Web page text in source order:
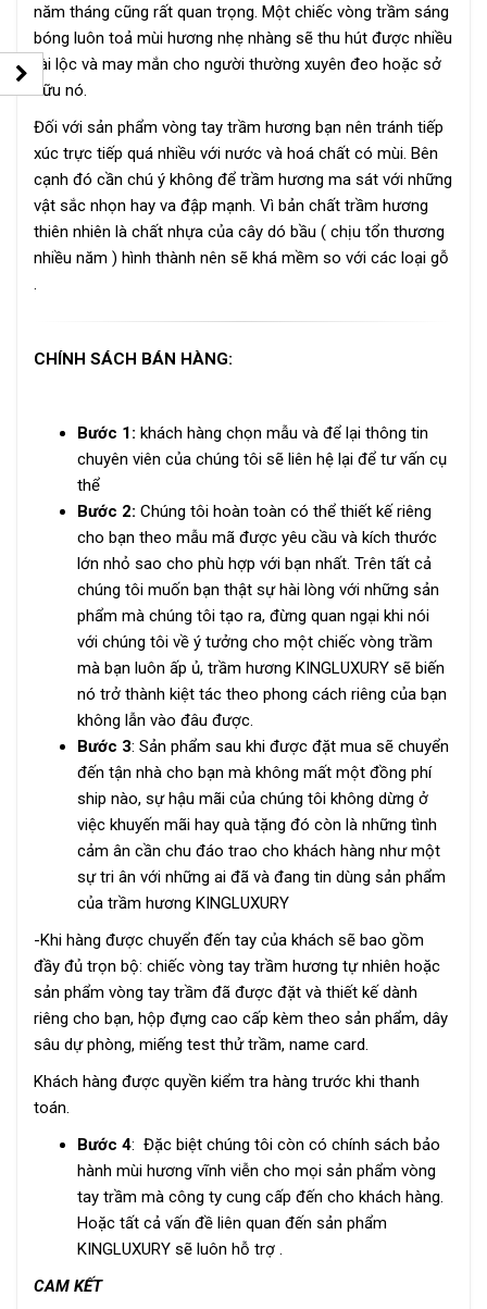
năm tháng cũng rất quan trọng. Một chiếc vòng trầm sáng
bóng luôn toả mùi hương nhẹ nhàng sẽ thu hút được nhiều
tài lộc và may mắn cho người thường xuyên đeo hoặc sở
hữu nó.
Đối với sản phẩm vòng tay trầm hương bạn nên tránh tiếp
xúc trực tiếp quá nhiều với nước và hoá chất có mùi. Bên
cạnh đó cần chú ý không để trầm hương ma sát với những
vật sắc nhọn hay va đập mạnh. Vì bản chất trầm hương
thiên nhiên là chất nhựa của cây dó bầu ( chịu tổn thương
nhiều năm ) hình thành nên sẽ khá mềm so với các loại gỗ
CHÍNH SÁCH BÁN HÀNG:
Bước 1: khách hàng chọn mẫu và để lại thông tin
chuyên viên của chúng tôi sẽ liên hệ lại để tư vấn cụ
thể
Bước 2: Chúng tôi hoàn toàn có thể thiết kế riêng
cho bạn theo mẫu mã được yêu cầu và kích thước
lớn nhỏ sao cho phù hợp với bạn nhất. Trên tất cả
chúng tôi muốn bạn thật sự hài lòng với những sản
phẩm mà chúng tôi tạo ra, đừng quan ngại khi nói
với chúng tôi về ý tưởng cho một chiếc vòng trầm
mà bạn luôn ấp ủ, trầm hương KINGLUXURY sẽ biến
nó trở thành kiệt tác theo phong cách riêng của bạn
không lẫn vào đâu được.
Bước 3: Sản phẩm sau khi được đặt mua sẽ chuyển
đến tận nhà cho bạn mà không mất một đồng phí
ship nào, sự hậu mãi của chúng tôi không dừng ở
việc khuyến mãi hay quà tặng đó còn là những tình
cảm ân cần chu đáo trao cho khách hàng như một
sự tri ân với những ai đã và đang tin dùng sản phẩm
của trầm hương KINGLUXURY
-Khi hàng được chuyển đến tay của khách sẽ bao gồm
đầy đủ trọn bộ: chiếc vòng tay trầm hương tự nhiên hoặc
sản phẩm vòng tay trầm đã được đặt và thiết kế dành
riêng cho bạn, hộp đựng cao cấp kèm theo sản phẩm, dây
sâu dự phòng, miếng test thử trầm, name card.
Khách hàng được quyền kiểm tra hàng trước khi thanh
toán.
Bước 4: Đặc biệt chúng tôi còn có chính sách bảo
hành mùi hương vĩnh viễn cho mọi sản phẩm vòng
tay trầm mà công ty cung cấp đến cho khách hàng.
Hoặc tất cả vấn đề liên quan đến sản phẩm
KINGLUXURY sẽ luôn hỗ trợ .
CAM KẾT